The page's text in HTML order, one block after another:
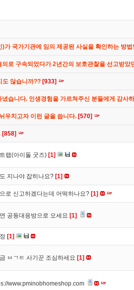
가 국가기관에 임의 제공된 사실을 확인하는 방법
로 구속되었다가 2년간의 보호관찰을 선고받았
도 않습니까?? [933]
습니다. 인생경험을 가르쳐주신 분들에게 감사
우치고자 이런 글을 씁니다. [570]
[858]
랩(아이돌 굿즈) [1]
지나야 잡히나요? [1]
로 신고하겠다는데 어떡하나요? [1]
공동대응방으로 오세요 [1]
[1]
ㅂㄱㅌ 사기꾼 조심하세요 [1]
www.pminobhomeshop.com